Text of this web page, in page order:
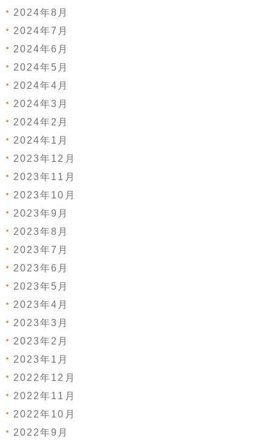
2024年8月
2024年7月
2024年6月
2024年5月
2024年4月
2024年3月
2024年2月
2024年1月
2023年12月
2023年11月
2023年10月
2023年9月
2023年8月
2023年7月
2023年6月
2023年5月
2023年4月
2023年3月
2023年2月
2023年1月
2022年12月
2022年11月
2022年10月
2022年9月